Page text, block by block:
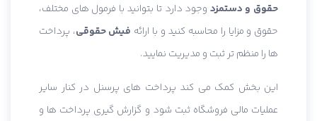
حقوق و دستمزد وجود دارد تا بتوانید با فرمول های مختلف،
حقوق و مزایا را محاسبه کنید و با ارائه فیش حقوقی، پرداخت
ها را منظم تر ثبت و مدیریت نمایید.
این بخش کمک می کند پرداخت های پرسنل در کنار سایر
عملیات مالی فروشگاه ثبت شود و گزارش گیری پرداخت ها و